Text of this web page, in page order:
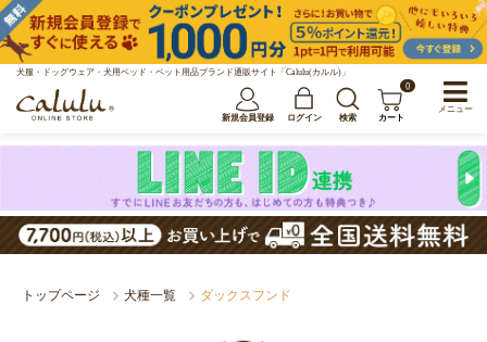
犬服・ドッグウェア・犬用ベッド・ペット用品ブランド通販サイト「Calulu(カルル)」
新規会員登録 ログイン 検索
0
カート
トップページ 犬種一覧 ダックスフンド
メニュー